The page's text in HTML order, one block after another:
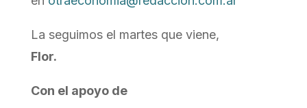
La seguimos el martes que viene,
Flor.
Con el apoyo de